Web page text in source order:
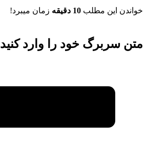
خواندن این مطلب 10 دقیقه زمان میبرد!
متن سربرگ خود را وارد کنید